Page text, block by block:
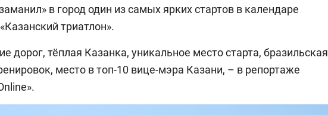
в город один из самых ярких стартов в календаре
триатлон».
дорог, тёплая Казанка, уникальное место старта, бразильская
место в топ-10 вице-мэра Казани, – в репортаже